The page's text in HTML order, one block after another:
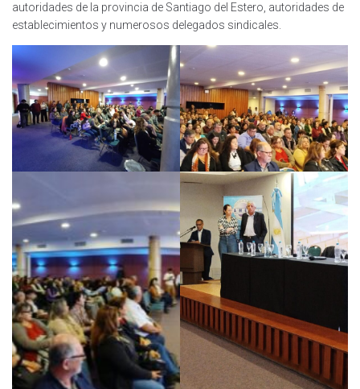
autoridades de la provincia de Santiago del Estero, autoridades de
establecimientos y numerosos delegados sindicales.